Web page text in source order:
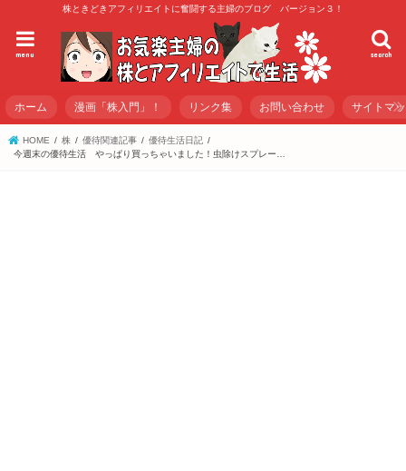
株ときどきアフィリエイトに奮闘する主婦のブログ バージョン３！
search
menu
ホーム 漫画「株入門」！ リンク集 お問い合わせ サイトマ
HOME 株 優待関連記事
優待生活日記
今週末の優待生活 やっぱり買っちゃいました！虫除けスプレー…